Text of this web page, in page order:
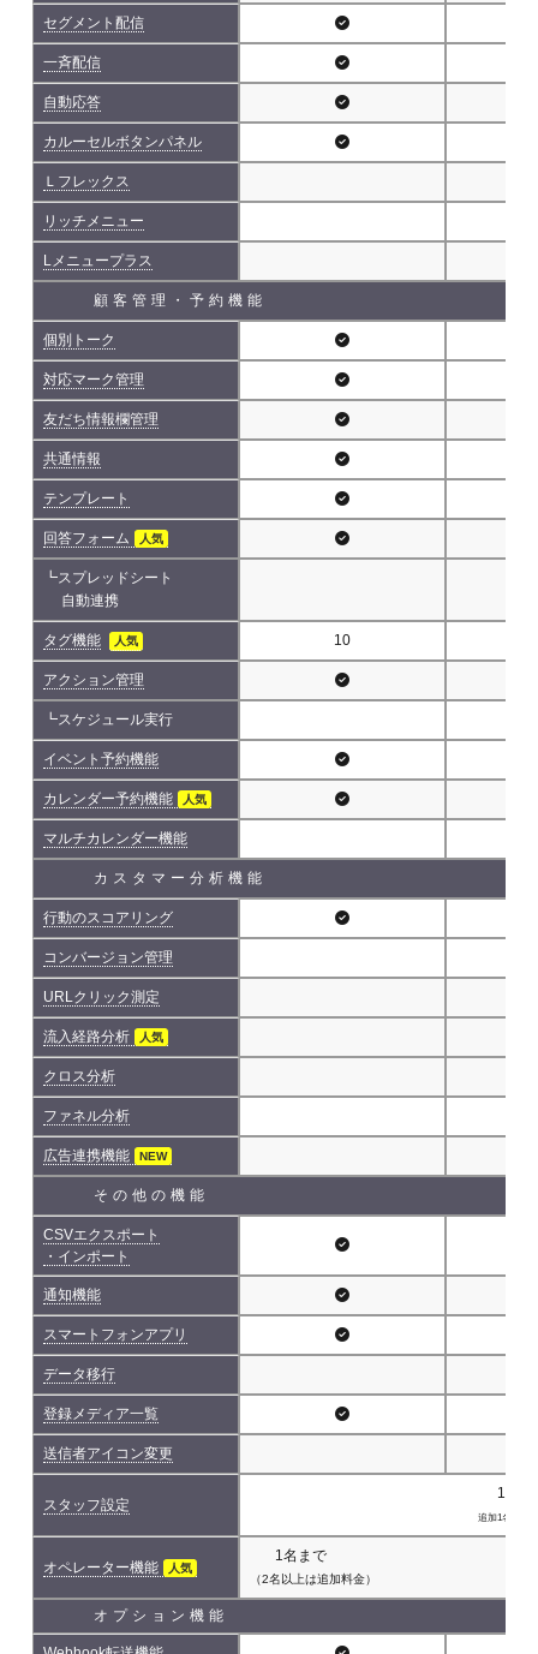
セグメント配信
一斉配信
自動応答
カルーセルボタンパネル
Ｌフレックス
リッチメニュー
Lメニュープラス
顧客管理・予約機能
個別トーク
対応マーク管理
友だち情報欄管理
共通情報
テンプレート
回答フォーム 人気
┗スプレッドシート
自動連携
タグ機能 人気 10
アクション管理
┗スケジュール実行
イベント予約機能
カレンダー予約機能 人気
マルチカレンダー機能
カスタマー分析機能
行動のスコアリング
コンバージョン管理
URLクリック測定
流入経路分析 人気
クロス分析
ファネル分析
広告連携機能 NEW
その他の機能
CSVエクスポート
・インポート
通知機能
スマートフォンアプリ
データ移行
登録メディア一覧
送信者アイコン変更
スタッフ設定
1名(
追加1名につ
オペレーター機能 人気
1名まで
（2名以上は追加料金）
オプション機能